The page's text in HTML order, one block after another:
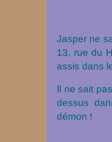
Jasper ne
13, rue du
assis dans
Il ne sait
dessus
démon !